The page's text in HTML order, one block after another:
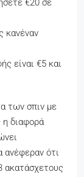
€20 σε
κανέναν
είναι €5 και
των σπιν με
η διαφορά
ανέφεραν ότι
ακατάσχετους